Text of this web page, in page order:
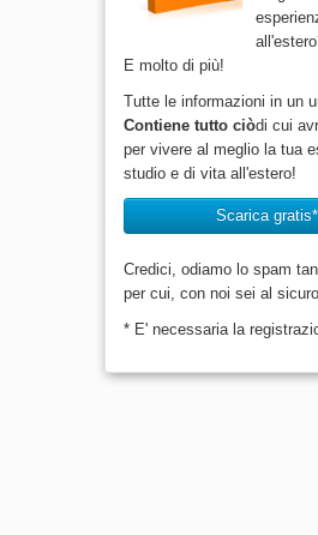
E molto di più!
Tutte le informazioni in un
Contiene tutto ciòdi cui
per vivere al meglio la tua
studio e di vita all'estero!
Scarica gratis*
Credici, odiamo lo spam
per cui, con noi sei al
* E' necessaria la